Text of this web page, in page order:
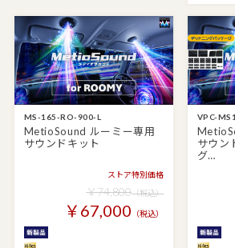
MS-165-RO-900-L
MetioSound ルーミー専用
サウンドキット
ストア特別価格
￥74,800（税込）
￥67,000 （税込）
VPC-
サウン
グ…